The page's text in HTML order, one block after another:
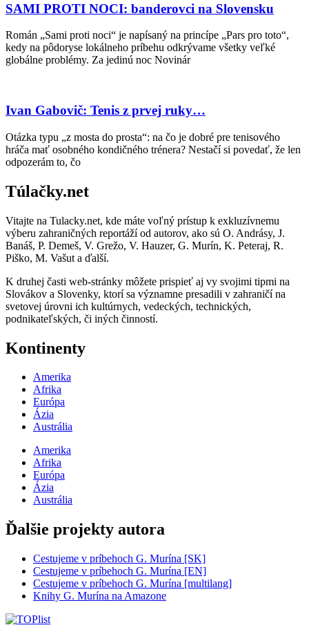
SAMI PROTI NOCI: banderovci na Slovensku
Román „Sami proti noci“ je napísaný na princípe „Pars pro toto“,
kedy na pôdoryse lokálneho príbehu odkrývame všetky veľké
globálne problémy. Za jedinú noc Novinár
Ivan Gabovič: Tenis z prvej ruky…
Otázka typu „z mosta do prosta“: na čo je dobré pre tenisového
hráča mať osobného kondičného trénera? Nestačí si povedať, že len
odpozerám to, čo
Túlačky.net
Vitajte na Tulacky.net, kde máte voľný prístup k exkluzívnemu
výberu zahraničných reportáží od autorov, ako sú O. Andrásy, J.
Banáš, P. Demeš, V. Grežo, V. Hauzer, G. Murín, K. Peteraj, R.
Piško, M. Vašut a ďalší.
K druhej časti web-stránky môžete prispieť aj vy svojimi tipmi na
Slovákov a Slovenky, ktorí sa významne presadili v zahraničí na
svetovej úrovni ich kultúrnych, vedeckých, technických,
podnikateľských, či iných činností.
Kontinenty
Amerika
Afrika
Európa
Ázia
Austrália
Amerika
Afrika
Európa
Ázia
Austrália
Ďalšie projekty autora
Cestujeme v príbehoch G. Murína [SK]
Cestujeme v príbehoch G. Murína [EN]
Cestujeme v príbehoch G. Murína [multilang]
Knihy G. Murína na Amazone